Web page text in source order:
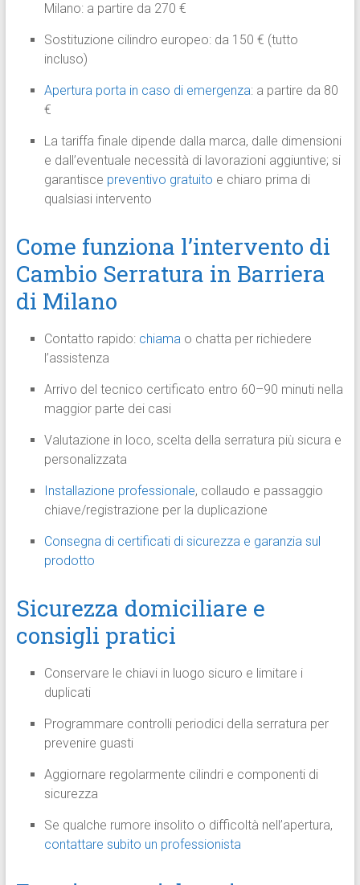
Milano: a partire da 270 €
Sostituzione cilindro europeo: da 150 € (tutto
incluso)
Apertura porta in caso di emergenza: a partire da 80
€
La tariffa finale dipende dalla marca, dalle dimensioni
e dall’eventuale necessità di lavorazioni aggiuntive; si
garantisce preventivo gratuito e chiaro prima di
qualsiasi intervento
Come funziona l’intervento di
Cambio Serratura in Barriera
di Milano
Contatto rapido: chiamao chatta per richiedere
l’assistenza
Arrivo del tecnico certificato entro 60–90 minuti nella
maggior parte dei casi
Valutazione in loco, scelta della serratura più sicura e
personalizzata
Installazione professionale, collaudo e passaggio
chiave/registrazione per la duplicazione
Consegna di certificati di sicurezza e garanzia sul
prodotto
Sicurezza domiciliare e
consigli pratici
Conservare le chiavi in luogo sicuro e limitare i
duplicati
Programmare controlli periodici della serratura per
prevenire guasti
Aggiornare regolarmente cilindri e componenti di
sicurezza
Se qualche rumore insolito o difficoltà nell’apertura,
contattare subito un professionista